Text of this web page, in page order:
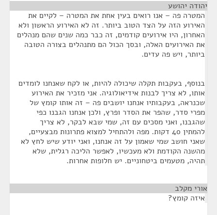
יהודה יהושע
המטרה פה – אנו רואים בעין אחת את המטרה – לקיים את
האירוע הזה על הצד הטוב ביותר. זה לא האירוע הראשון ולא
האחרון, היו אירועים קודמים, זה כבר כמה שנים שהם מנהלים
את האירועים האלה, ובסך הכול הם מתנהלים בצורה הטובה
ביותר, ויש פה עדים.
בנוסף, בעקבות תקלה שיכולה להיות, או לקח שאנחנו לומדים
אותו, לא צריך לבנות אידיאולוגיה. אני מזכיר את האירוע
שכנראה, בעקבותיו אנחנו יושבים פה – זה אותו קומץ של
מפרי סדר, שהפר את הסדר ופרץ, ולכן אנחנו הגבנו כפי
שהגבנו, ואני מסכים עם זה, שמי שבא לבקר, לא צריך
להמתין 40 דקות. מפה ולהתחיל למצוא פתרונות מבצעיים,
שאני חושב שמי שאמון על זה אנחנו, ואני יודע שיש לחץ לא
מהשנה הקודמת ולא מעכשיו, לאפשר הליכה רגלית, שלא
תהיה, מטעמים ביטחוניים. יש חלופות אחרות.
אורי מקלב
איזה קומץ?